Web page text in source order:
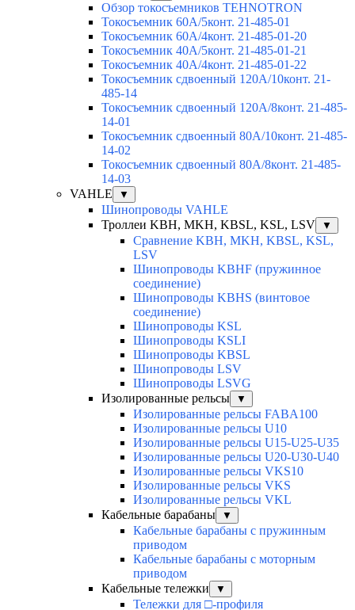
Обзор токосъемников TEHNOTRON
Токосъемник 60А/5конт. 21-485-01
Токосъемник 60А/4конт. 21-485-01-20
Токосъемник 40А/5конт. 21-485-01-21
Токосъемник 40А/4конт. 21-485-01-22
Токосъемник сдвоенный 120А/10конт. 21-
485-14
Токосъемник сдвоенный 120А/8конт. 21-485-
14-01
Токосъемник сдвоенный 80А/10конт. 21-485-
14-02
Токосъемник сдвоенный 80А/8конт. 21-485-
14-03
VAHLE
▼
Шинопроводы VAHLE
Троллеи KBH, MKH, KBSL, KSL, LSV
▼
Сравнение KBH, MKH, KBSL, KSL,
LSV
Шинопроводы KBHF (пружинное
соединение)
Шинопроводы KBHS (винтовое
соединение)
Шинопроводы KSL
Шинопроводы KSLI
Шинопроводы KBSL
Шинопроводы LSV
Шинопроводы LSVG
Изолированные рельсы
▼
Изолированные рельсы FABA100
Изолированные рельсы U10
Изолированные рельсы U15-U25-U35
Изолированные рельсы U20-U30-U40
Изолированные рельсы VKS10
Изолированные рельсы VKS
Изолированные рельсы VKL
Кабельные барабаны
▼
Кабельные барабаны с пружинным
приводом
Кабельные барабаны с моторным
приводом
Кабельные тележки
▼
Тележки для □-профиля